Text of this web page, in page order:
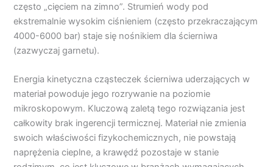
często „cięciem na zimno”. Strumień wody pod
ekstremalnie wysokim ciśnieniem (często przekraczającym
4000-6000 bar) staje się nośnikiem dla ścierniwa
(zazwyczaj garnetu).
Energia kinetyczna cząsteczek ścierniwa uderzających w
materiał powoduje jego rozrywanie na poziomie
mikroskopowym. Kluczową zaletą tego rozwiązania jest
całkowity brak ingerencji termicznej. Materiał nie zmienia
swoich właściwości fizykochemicznych, nie powstają
naprężenia cieplne, a krawędź pozostaje w stanie